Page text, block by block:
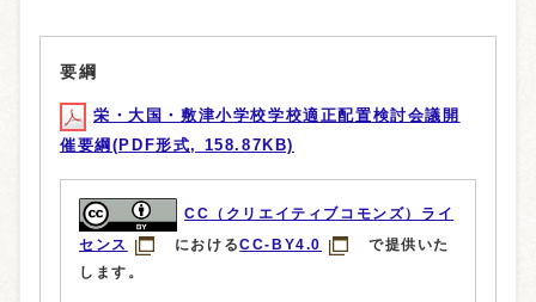
要綱
栄・大国・敷津小学校学校適正配置検討会議開
催要綱(PDF形式, 158.87KB)
CC（クリエイティブコモンズ）ライ
センス
におけるCC-BY4.0
で提供いた
します。